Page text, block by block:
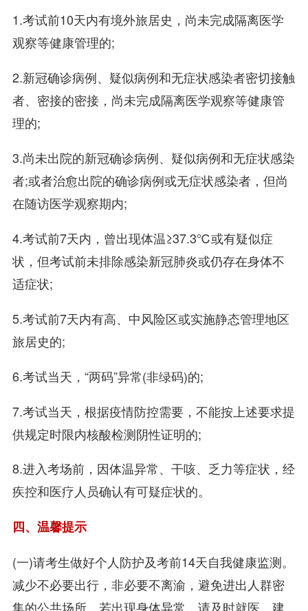
1.考试前10天内有境外旅居史，尚未完成隔离医学
观察等健康管理的;
2.新冠确诊病例、疑似病例和无症状感染者密切接触
者、密接的密接，尚未完成隔离医学观察等健康管
理的;
3.尚未出院的新冠确诊病例、疑似病例和无症状感染
者;或者治愈出院的确诊病例或无症状感染者，但尚
在随访医学观察期内;
4.考试前7天内，曾出现体温≥37.3℃或有疑似症
状，但考试前未排除感染新冠肺炎或仍存在身体不
适症状;
5.考试前7天内有高、中风险区或实施静态管理地区
旅居史的;
6.考试当天，“两码”异常(非绿码)的;
7.考试当天，根据疫情防控需要，不能按上述要求提
供规定时限内核酸检测阴性证明的;
8.进入考场前，因体温异常、干咳、乏力等症状，经
疾控和医疗人员确认有可疑症状的。
四、温馨提示
(一)请考生做好个人防护及考前14天自我健康监测。
减少不必要出行，非必要不离渝，避免进出人群密
集的公共场所。若出现身体异常，请及时就医。建